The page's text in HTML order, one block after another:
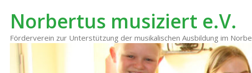
Inhalt
springen
Norbertus musiziert e.V.
Förderverein zur Unterstützung der musikalischen Ausbildung im